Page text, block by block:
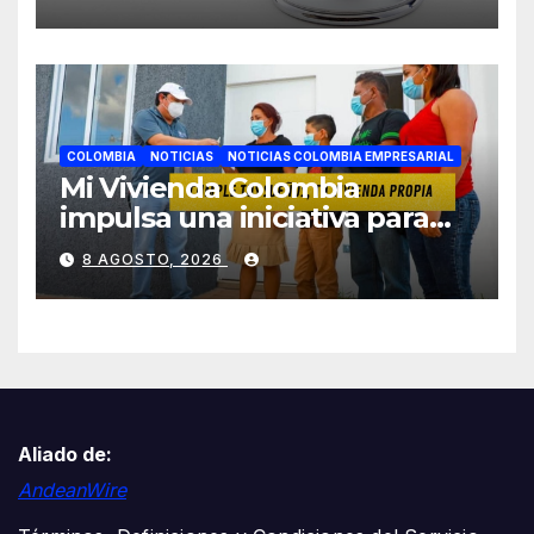
COLOMBIA NOTICIAS NOTICIAS COLOMBIA EMPRESARIAL
Mi Vivienda Colombia
impulsa una iniciativa para
facilitar el acceso a la
vivienda de familias
colombianas
8 AGOSTO, 2026
Aliado de:
AndeanWire